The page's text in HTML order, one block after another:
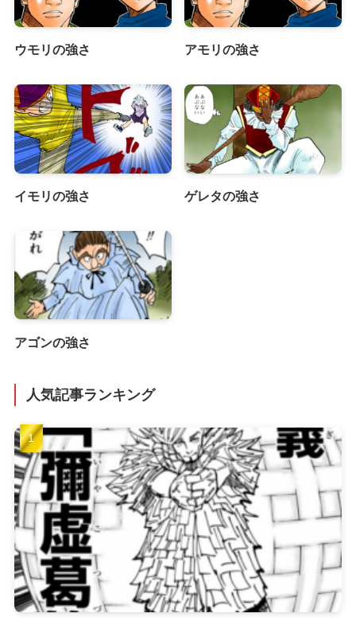
ウモリの強さ アモリの強さ
イモリの強さ ゲレタの強さ
アゴンの強さ
人気記事ランキング